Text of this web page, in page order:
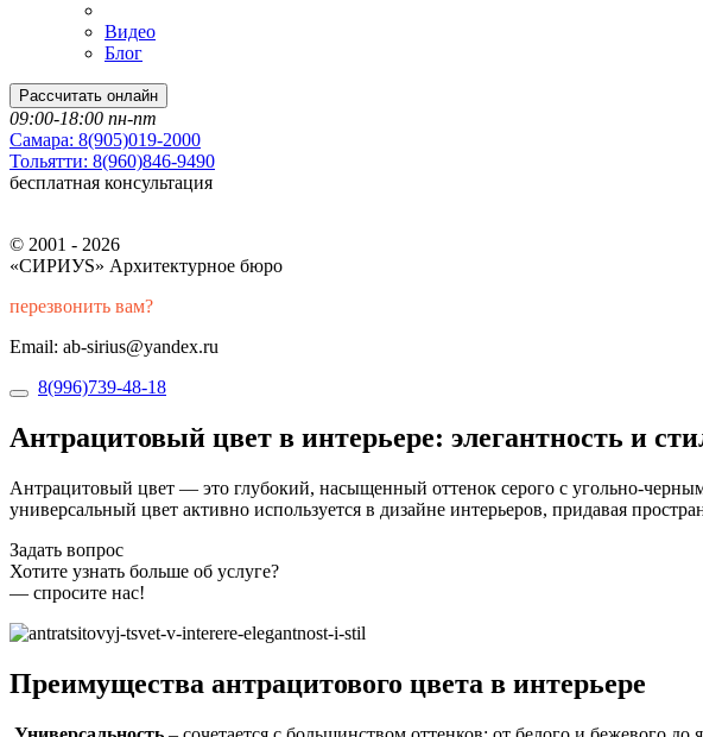
Видео
Блог
Рассчитать онлайн
09:00-18:00 пн-пт
Самара: 8(905)019-2000
Тольятти: 8(960)846-9490
бесплатная консультация
© 2001 - 2026
«СИРИУS» Архитектурное бюро
перезвонить вам?
Email: ab-sirius@yandex.ru
8(996)739-48-18
Антрацитовый цвет в интерьере: элегантность и
Антрацитовый цвет — это глубокий, насыщенный оттенок серого с угольно-
универсальный цвет активно используется в дизайне интерьеров, придавая
Задать вопрос
Хотите узнать больше об услуге?
— спросите нас!
Преимущества антрацитового цвета в интерьере